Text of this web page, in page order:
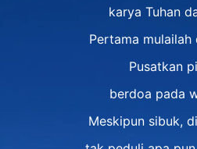
karya Tuhan
Pertama mulailah
Pusatkan
berdoa pada
Meskipun sibuk,